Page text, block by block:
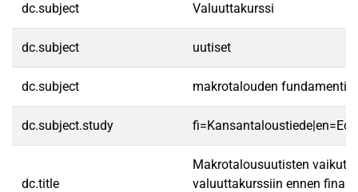
dc.subject Valuuttakurssi
dc.subject uutiset
dc.subject makrotalouden fundamentit
dc.subject.study
dc.title
Makrotalousuutisten
valuuttakurssiin ennen